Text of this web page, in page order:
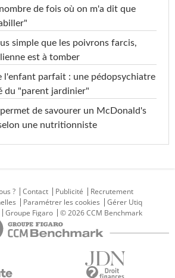
de fois où on m'a dit que
simple que les poivrons farcis,
est à tomber
l'enfant parfait : une pédopsychiatre
du "parent jardinier"
de savourer un McDonald's
une nutritionniste
?
Contact Publicité
Recrutement
Paramétrer les cookies
Gérer Utiq
Groupe Figaro © 2026 CCM Benchmark